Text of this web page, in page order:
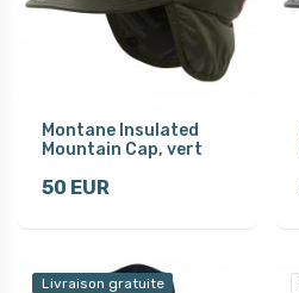
Montane Insulated
Mountain Cap, vert
50 EUR
Livraison gratuite